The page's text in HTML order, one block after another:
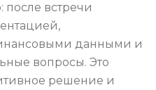
после встречи
данными и
вопросы. Это
решение и